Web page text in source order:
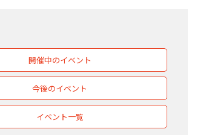
開催中のイベント
今後のイベント
イベント一覧